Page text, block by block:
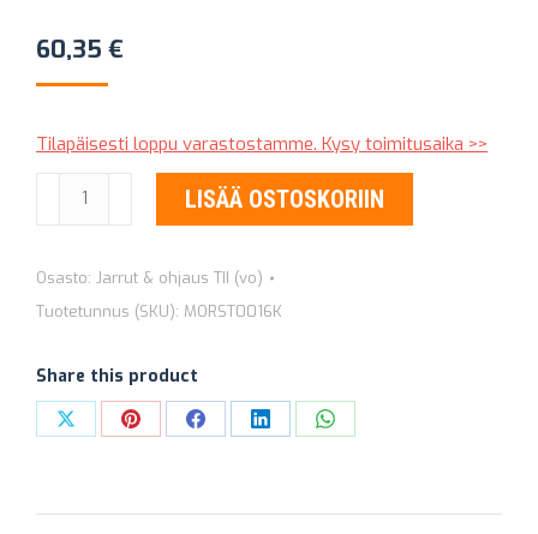
60,35 €
Tilapäisesti loppu varastostamme. Kysy toimitusaika >>
OHJAUKSEN
APUSIMPUKKA
TERRANO
1/1993
määrä
LISÄÄ OSTOSKORIIN
Osasto: Jarrut & ohjaus TII (vo)
Tuotetunnus (SKU): MORST0016K
Share this product
Share Share Share Share Share